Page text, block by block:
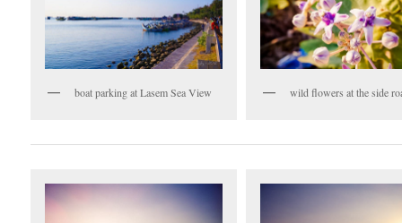
boat parking at Lasem Sea View wild flowers at the side